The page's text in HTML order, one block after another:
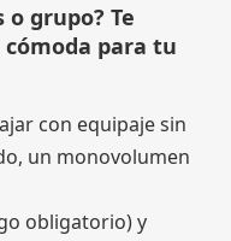
grupo? Te
para tu
con equipaje sin
un monovolumen
obligatorio) y